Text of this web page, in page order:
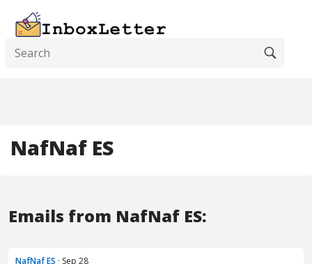
NafNaf ES
Emails from NafNaf ES:
NafNaf ES · Sep 28